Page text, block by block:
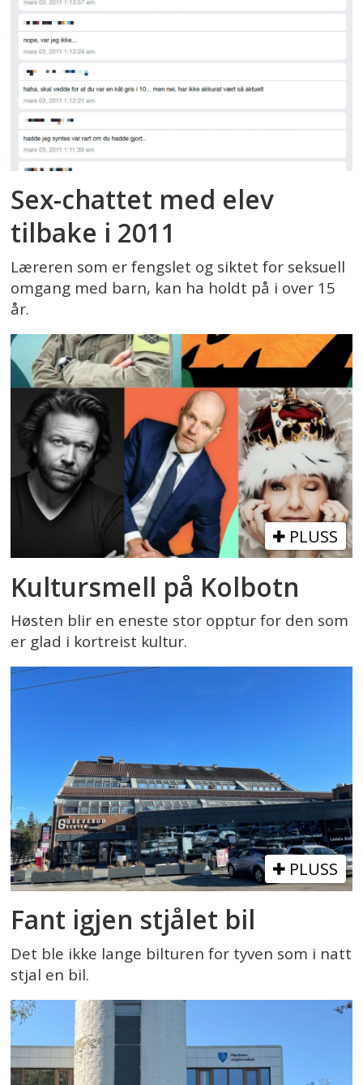
Sex-chattet med elev
tilbake i 2011
Læreren som er fengslet og siktet for seksuell
omgang med barn, kan ha holdt på i over 15
år.
PLUSS
Kultursmell på Kolbotn
Høsten blir en eneste stor opptur for den som
er glad i kortreist kultur.
PLUSS
Fant igjen stjålet bil
Det ble ikke lange bilturen for tyven som i natt
stjal en bil.